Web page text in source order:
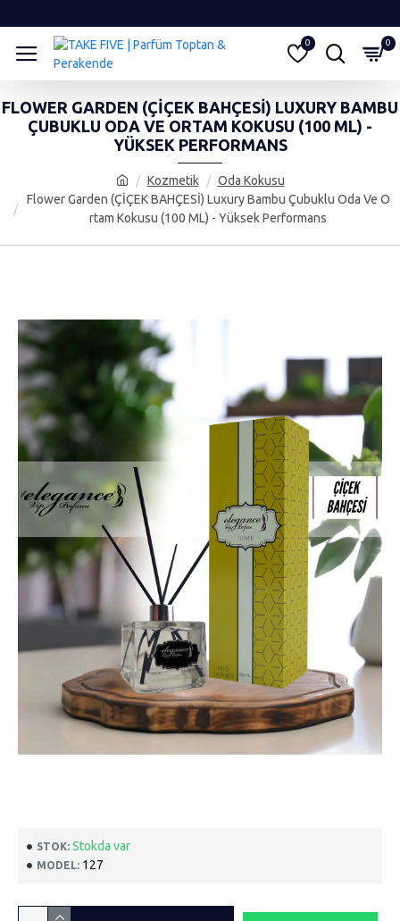
0 0
Kozmetik
Oda Kokusu
Flower Garden (ÇİÇEK BAHÇESİ) Luxury Bambu Çubuklu Oda Ve O
rtam Kokusu (100 ML) - Yüksek Performans
FLOWER GARDEN (ÇİÇEK BAHÇESİ) LUXURY BAMBU
ÇUBUKLU ODA VE ORTAM KOKUSU (100 ML) -
YÜKSEK PERFORMANS
STOK: Stokda var
MODEL: 127